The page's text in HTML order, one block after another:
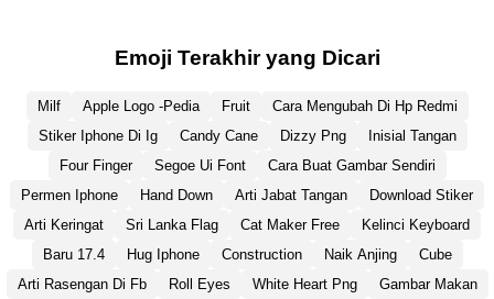
Emoji Terakhir yang Dicari
Milf Apple Logo -Pedia Fruit
Cara Mengubah Di Hp Redmi
Stiker Iphone Di Ig
Candy Cane Dizzy Png
Inisial Tangan
Four Finger
Segoe Ui Font
Cara Buat Gambar Sendiri
Permen Iphone
Hand Down Arti Jabat Tangan
Download Stiker
Arti Keringat
Sri Lanka Flag Cat Maker Free
Kelinci Keyboard
Baru 17.4
Hug Iphone Construction Naik Anjing
Cube
Arti Rasengan Di Fb
Roll Eyes White Heart Png
Gambar Makan